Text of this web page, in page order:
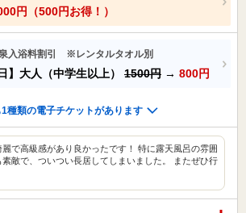
円（500円お得！）
入浴料割引 ※レンタルタオル別
】大人（中学生以上） 1500円 → 800円
種類の電子チケットがあります
麗で高級感があり良かったです！ 特に露天風呂の雰囲
素敵で、ついつい長居してしまいました。 またぜひ行